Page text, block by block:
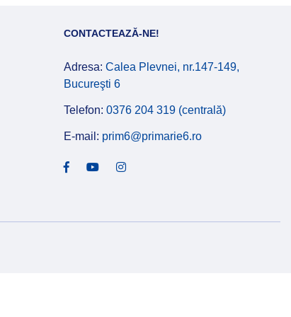
CONTACTEAZĂ-NE!
Adresa: Calea Plevnei, nr.147-149,
Bucureşti 6
Telefon: 0376 204 319 (centrală)
E-mail: prim6@primarie6.ro